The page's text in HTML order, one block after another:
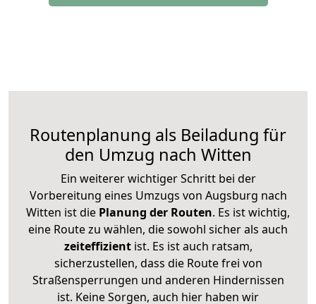
Routenplanung als Beiladung für
den Umzug nach Witten
Ein weiterer wichtiger Schritt bei der
Vorbereitung eines Umzugs von Augsburg nach
Witten ist die Planung der Routen. Es ist wichtig,
eine Route zu wählen, die sowohl sicher als auch
zeiteffizientist. Es ist auch ratsam,
sicherzustellen, dass die Route frei von
Straßensperrungen und anderen Hindernissen
ist. Keine Sorgen, auch hier haben wir